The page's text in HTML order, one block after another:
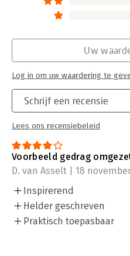
Schrijf een recensie
Lees ons recensiebeleid
Uw
Log in om uw waardering te
Voorbeeld gedrag
D. van Asselt | 18
Inspirerend
Helder geschreven
Praktisch toepasbaar